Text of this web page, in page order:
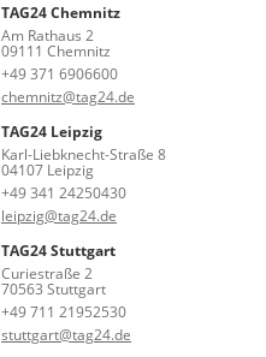
TAG24 Chemnitz
Am Rathaus 2
09111 Chemnitz
+49 371 6906600
chemnitz@tag24.de
TAG24 Leipzig
Karl-Liebknecht-Straße 8
04107 Leipzig
+49 341 24250430
leipzig@tag24.de
TAG24 Stuttgart
Curiestraße 2
70563 Stuttgart
+49 711 21952530
stuttgart@tag24.de